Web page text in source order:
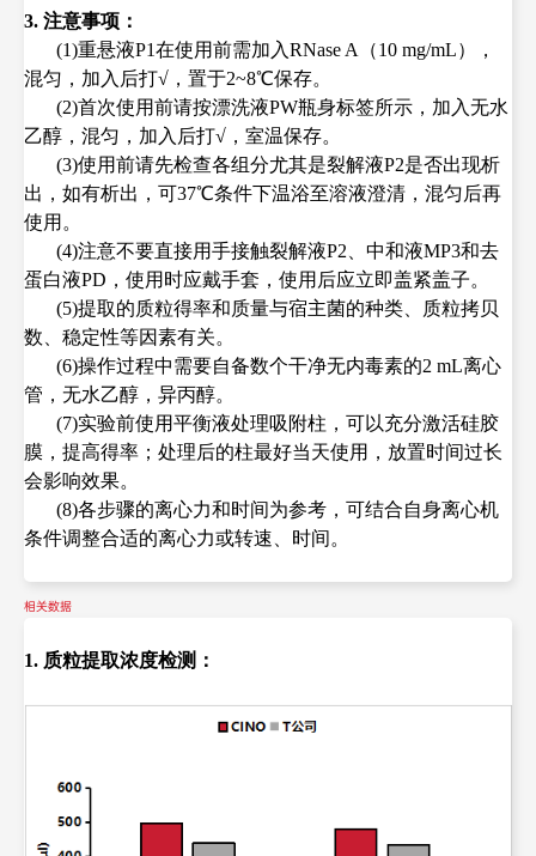
3. 注意事项：
(1)重悬液P1在使用前需加入RNase A（10 mg/mL），
混匀，加入后打√，置于2~8℃保存。
(2)首次使用前请按漂洗液PW瓶身标签所示，加入无水
乙醇，混匀，加入后打√，室温保存。
(3)使用前请先检查各组分尤其是裂解液P2是否出现析
出，如有析出，可37℃条件下温浴至溶液澄清，混匀后再
使用。
(4)注意不要直接用手接触裂解液P2、中和液MP3和去
蛋白液PD，使用时应戴手套，使用后应立即盖紧盖子。
(5)提取的质粒得率和质量与宿主菌的种类、质粒拷贝
数、稳定性等因素有关。
(6)操作过程中需要自备数个干净无内毒素的2 mL离心
管，无水乙醇，异丙醇。
(7)实验前使用平衡液处理吸附柱，可以充分激活硅胶
膜，提高得率；处理后的柱最好当天使用，放置时间过长
会影响效果。
(8)各步骤的离心力和时间为参考，可结合自身离心机
条件调整合适的离心力或转速、时间。
相关数据
1. 质粒提取浓度检测：